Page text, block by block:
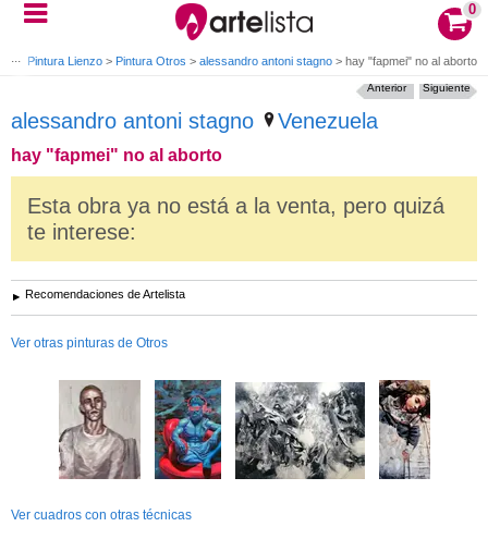
0
> Pintura Lienzo > Pintura Otros > alessandro antoni stagno > hay "fapmei" no al aborto
alessandro antoni stagno Venezuela
hay "fapmei" no al aborto
Siguiente
Anterior
Esta obra ya no está a la venta, pero quizá
te interese:
Recomendaciones de Artelista
Ver otras pinturas de Otros
Ver cuadros con otras técnicas